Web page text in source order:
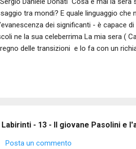
tra mondi? E quale linguaggio
dei significanti - è capace
ne la sua celeberrima La mia sera (
delle transizioni e lo fa con un
- 13 - Il giovane Pasolini e
Posta un commento